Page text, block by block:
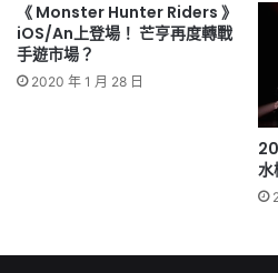
《 Monster Hunter Riders 》
iOS/An上登場！ 芒亨再度轉戰
手遊市場？
2020 年 1 月 28 日
水